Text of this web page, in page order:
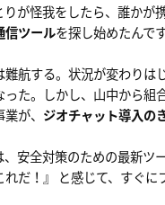
りが怪我をしたら、誰か
信ツールを探し始めたんです
難航する。状況が変わり
た。しかし、山中から
が、 ジオチャット導入の
、安全対策のための最新
だ！』 と感じて、すぐに